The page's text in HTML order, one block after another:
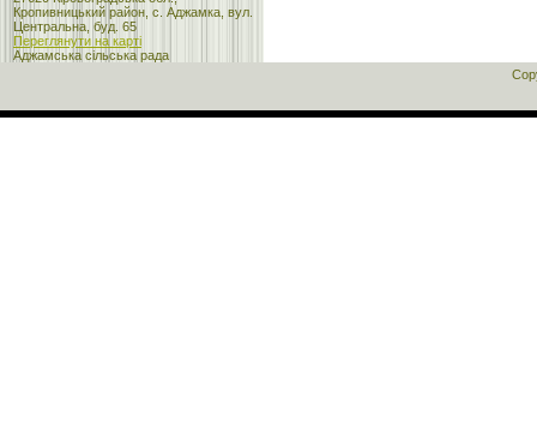
Кропивницький район, с. Аджамка, вул.
Центральна, буд. 65
Переглянути на карті
Аджамська сільська рада